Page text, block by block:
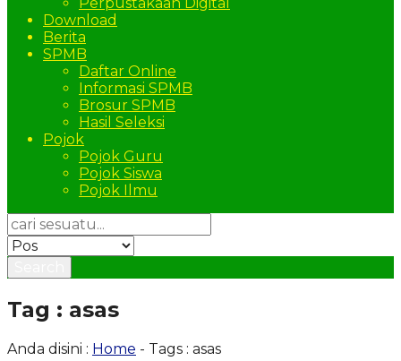
Download
Berita
SPMB
Daftar Online
Informasi SPMB
Brosur SPMB
Hasil Seleksi
Pojok
Pojok Guru
Pojok Siswa
Pojok Ilmu
Tag : asas
Anda disini : Home - Tags : asas